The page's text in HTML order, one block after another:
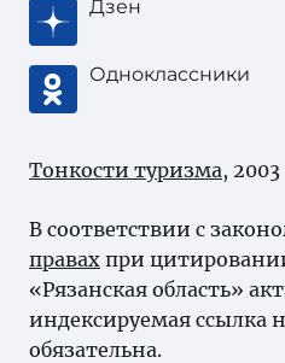
Дзен
Одноклассники
Тонкости туризма,
В соответствии с
правах при
«Рязанская область»
индексируемая ссылка
обязательна.